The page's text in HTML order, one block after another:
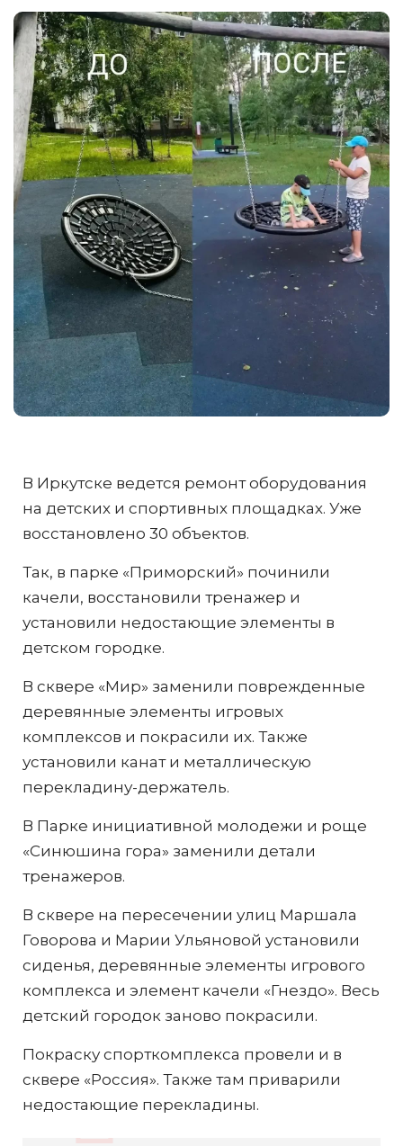
В Иркутске ведется ремонт оборудования
на детских и спортивных площадках. Уже
восстановлено 30 объектов.
Так, в парке «Приморский» починили
качели, восстановили тренажер и
установили недостающие элементы в
детском городке.
В сквере «Мир» заменили поврежденные
деревянные элементы игровых
комплексов и покрасили их. Также
установили канат и металлическую
перекладину-держатель.
В Парке инициативной молодежи и роще
«Синюшина гора» заменили детали
тренажеров.
В сквере на пересечении улиц Маршала
Говорова и Марии Ульяновой установили
сиденья, деревянные элементы игрового
комплекса и элемент качели «Гнездо». Весь
детский городок заново покрасили.
Покраску спорткомплекса провели и в
сквере «Россия». Также там приварили
недостающие перекладины.